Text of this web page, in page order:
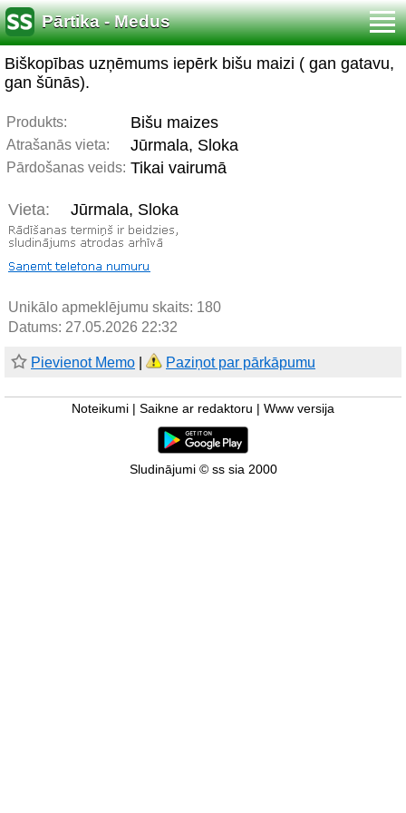
Pārtika - Medus
Biškopības uzņēmums iepērk bišu maizi ( gan gatavu,
gan šūnās).
Produkts: Bišu maizes
Atrašanās vieta: Jūrmala, Sloka
Pārdošanas veids: Tikai vairumā
Vieta: Jūrmala, Sloka
Unikālo apmeklējumu skaits: 180
Datums: 27.05.2026 22:32
Pievienot Memo Paziņot par pārkāpumu
Noteikumi Saikne ar redaktoru Www versija
Sludinājumi © ss sia 2000